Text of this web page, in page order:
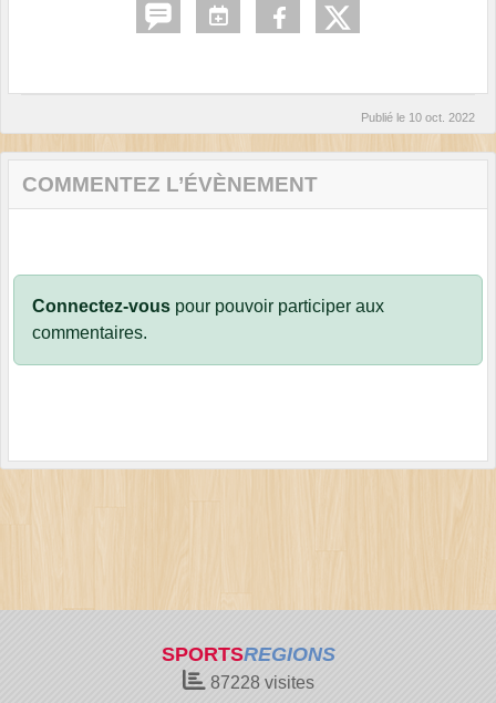
Publié le 10 oct. 2022
COMMENTEZ L’ÉVÈNEMENT
Connectez-vous pour pouvoir participer aux
commentaires.
SPORTSREGIONS
87228visites